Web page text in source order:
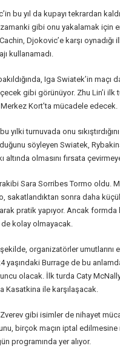
bu yıl da kupayı tekrardan
gibi onu yakalamak için
Djokovic’e karşı oynadığı
kullanamadı.
Iga Swiatek’in maçı
gibi görünüyor. Zhu Lin’i ilk
Kort’ta mücadele edecek.
yılki turnuvada onu
söyleyen Swiatek,
altında olmasını fırsata
Sara Sorribes Tormo oldu.
sakatlandıktan sonra daha
pratik yapıyor. Ancak formda
kolay olmayacak.
şekilde, organizatörler umutlarını
yaşındaki Burrage de bu
olacak. İlk turda Caty
Kasatkina ile karşılaşacak.
gibi isimler de nihayet
birçok maçın iptal
programında yer alıyor.